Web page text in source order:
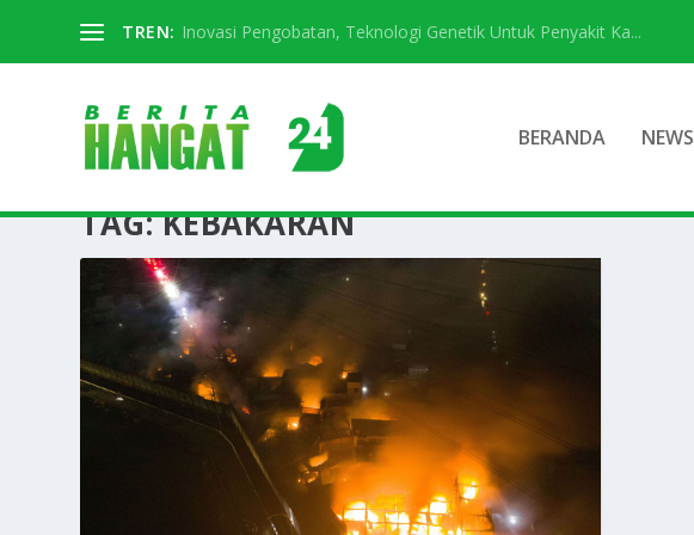
TREN: Inovasi Pengobatan, Teknologi Genetik Untuk Penyakit Ka...
BERANDA NEWS
TAG:KEBAKARAN